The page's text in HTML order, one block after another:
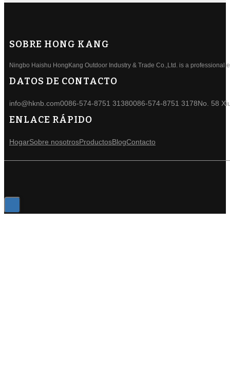
SOBRE HONG KANG
Ningbo Haishu HongKang Outdoor Industry & Trade Co.,Ltd. is a professional
DATOS DE CONTACTO
info@hknb.com0086-574-8751 31380086-574-8751 3178No. 58
ENLACE RÁPIDO
HogarSobre nosotrosProductosBlogContacto